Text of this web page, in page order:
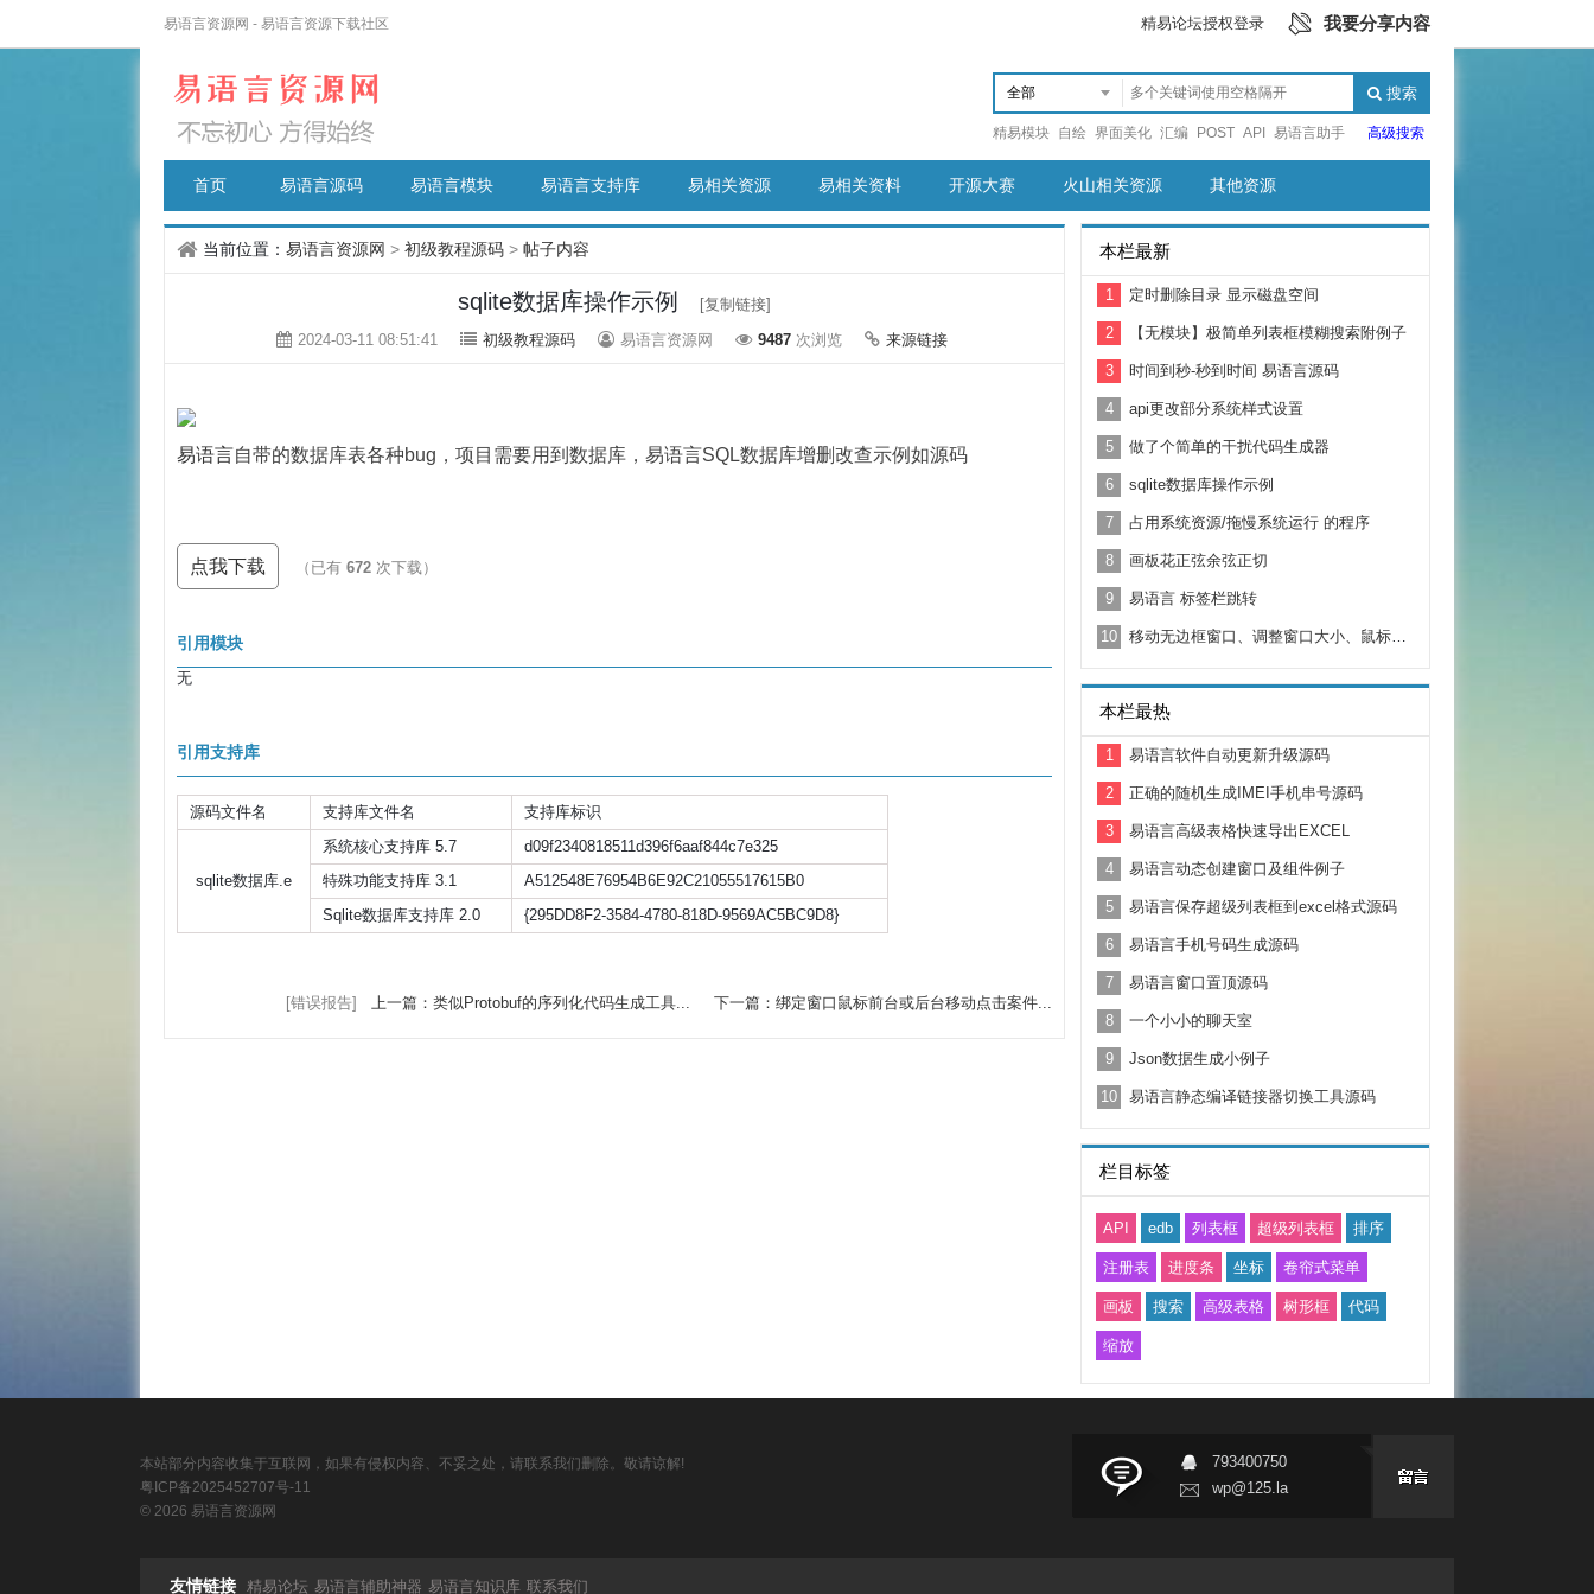
易语言资源网 - 易语言资源下载社区 精易论坛授权登录 我要分享内容
搜索
精易模块 自绘 界面美化 汇编 POST API 易语言助手 高级搜索
首页 易语言源码 易语言模块 易语言支持库 易相关资源 易相关资料 开源大赛 火山相关资源 其他资源
当前位置： 易语言资源网 > 初级教程源码 > 帖子内容
sqlite数据库操作示例
[复制链接]
2024-03-11 08:51:41
初级教程源码 易语言资源网 9487 次浏览 来源链接
易语言自带的数据库表各种bug，项目需要用到数据库，易语言SQL数据库增删改查示例如源码
点我下载 （已有 672 次下载）
引用模块
无
引用支持库
源码文件名 支持库文件名 支持库标识
sqlite数据库.e
系统核心支持库 5.7
d09f2340818511d396f6aaf844c7e325
特殊功能支持库 3.1
A512548E76954B6E92C21055517615B0
Sqlite数据库支持库 2.0
{295DD8F2-3584-4780-818D-9569AC5BC9D8}
[错误报告] 上一篇：类似Protobuf的序列化代码生成工具... 下一篇：绑定窗口鼠标前台或后台移动点击案件...
本栏最新
1 定时删除目录 显示磁盘空间
2 【无模块】极简单列表框模糊搜索附例子
3 时间到秒-秒到时间 易语言源码
4 api更改部分系统样式设置
5 做了个简单的干扰代码生成器
6 sqlite数据库操作示例
7 占用系统资源/拖慢系统运行 的程序
8 画板花正弦余弦正切
9 易语言 标签栏跳转
10 移动无边框窗口、调整窗口大小、鼠标移动移出事件
本栏最热
1 易语言软件自动更新升级源码
2 正确的随机生成IMEI手机串号源码
3 易语言高级表格快速导出EXCEL
4 易语言动态创建窗口及组件例子
5 易语言保存超级列表框到excel格式源码
6 易语言手机号码生成源码
7 易语言窗口置顶源码
8 一个小小的聊天室
9 Json数据生成小例子
10 易语言静态编译链接器切换工具源码
栏目标签
API edb 列表框 超级列表框 排序
注册表 进度条 坐标 卷帘式菜单
画板 搜索 高级表格 树形框 代码
缩放
本站部分内容收集于互联网，如果有侵权内容、不妥之处，请联系我们删除。敬请谅解!
粤ICP备2025452707号-11
© 2026 易语言资源网
793400750
wp@125.la
友情链接 精易论坛 易语言辅助神器 易语言知识库 联系我们